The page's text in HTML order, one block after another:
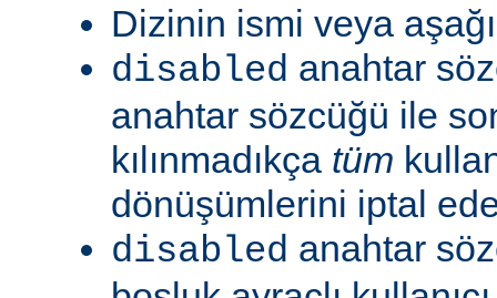
Dizinin ismi veya
disabled anahtar
anahtar sözcüğü ile
kılınmadıkça tüm
dönüşümlerini iptal
disabled anahtar